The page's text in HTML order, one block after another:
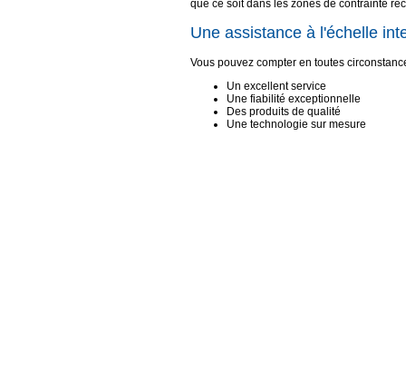
que ce soit dans les zones de contrainte
Une assistance à l'échelle
Vous pouvez compter en toutes
Un excellent service
Une fiabilité exceptionnelle
Des produits de qualité
Une technologie sur mesure